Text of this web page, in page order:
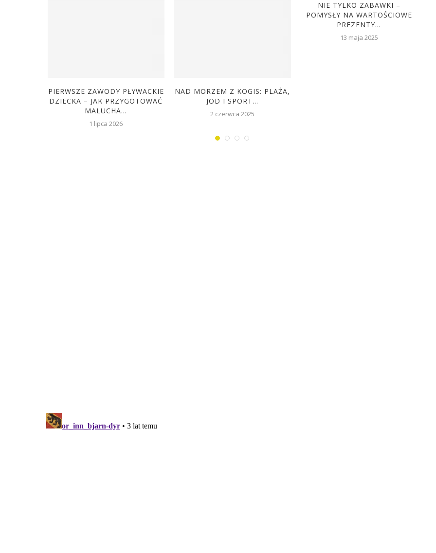
PIERWSZE ZAWODY PŁYWACKIE
DZIECKA – JAK PRZYGOTOWAĆ
MALUCHA...
1 lipca 2026
NAD MORZEM Z KOGIS: PLAŻA,
JOD I SPORT...
2 czerwca 2025
NIE TYLKO ZABAWKI –
POMYSŁY NA WARTOŚCIOWE
PREZENTY...
13 maja 2025